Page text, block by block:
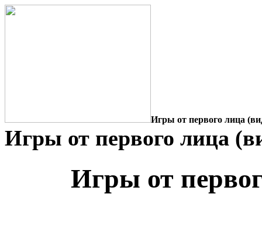
Игры от первого лица
Игры от первого лица
Игры от